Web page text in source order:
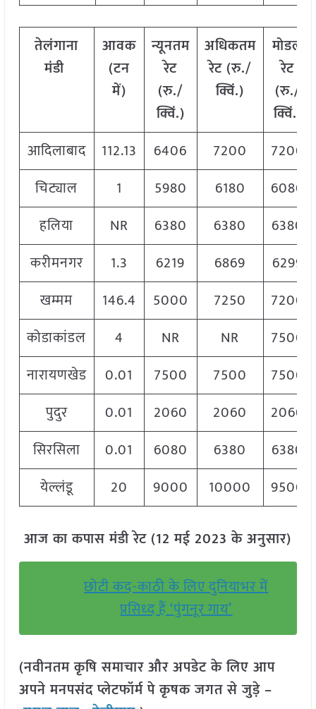
तेलंगाना
मंडी
आवक
(टन
में)
न्यूनतम
रेट
(रु./
क्विं.)
अधिकतम
रेट (रु./
क्विं.)
मोडल
रेट
(रु./
क्विं.)
आदिलाबाद
112.13 6406 7200
7200
चिट्याल
1 5980 6180
6080
हलिया
NR 6380 6380
6380
करीमनगर
1.3 6219 6869
6299
खम्मम
146.4 5000 7250
7200
कोडाकांडल
4 NR NR
7500
नारायणखेड
0.01 7500 7500
7500
पुदुर
0.01 2060 2060
2060
सिरसिला
0.01 6080 6380
6380
येल्लंडू
20 9000 10000 9500
आज का कपास मंडी रेट (12 मई 2023 के अनुसार)
छोटी कद-काठी के लिए दुनियाभर में
प्रसिध्द हैं ‘पुंगनूर गाय’
(नवीनतम कृषि समाचार और अपडेट के लिए आप
अपने मनपसंद प्लेटफॉर्म पे कृषक जगत से जुड़े –